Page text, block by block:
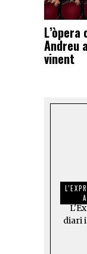
Andreu
vinent
diari